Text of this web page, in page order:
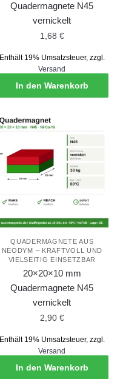
Quadermagnete N45
vernickelt
1,68 €
Enthält 19% Umsatzsteuer, zzgl.
Versand
In den Warenkorb
QUADERMAGNETE AUS
NEODYM – KRAFTVOLL UND
VIELSEITIG EINSETZBAR
20×20×10 mm
Quadermagnete N45
vernickelt
2,90 €
Enthält 19% Umsatzsteuer, zzgl.
Versand
In den Warenkorb